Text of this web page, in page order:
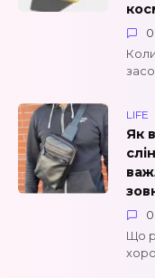
0
LIFE
Як
0
Що